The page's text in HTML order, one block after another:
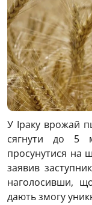
У Іраку врожай
сягнути до 5
просунутися на
заявив
наголосивши,
дають змогу